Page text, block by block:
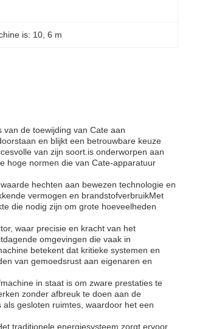
is: 10 , 6 m
van de toewijding van Cate aan
en blijkt een betrouwbare keuze
van zijn soort.is onderworpen aan
hoge normen die van Cate-apparatuur
hechten aan bewezen technologie en
vermogen en brandstofverbruikMet
die nodig zijn om grote hoeveelheden
waar precisie en kracht van het
omgevingen die vaak in
betekent dat kritieke systemen en
van gemoedsrust aan eigenaren en
in staat is om zware prestaties te
zonder afbreuk te doen aan de
gesloten ruimtes, waardoor het een
traditionele energiesysteem zorgt ervoor